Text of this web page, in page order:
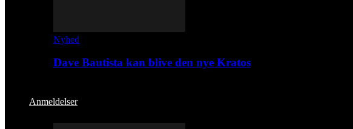
Nyhed
Dave Bautista kan blive den nye Kratos
Anmeldelser